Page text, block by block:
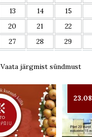
13 14 15
20 21 22
27 28 29
Vaata järgmist sündmust
23.08